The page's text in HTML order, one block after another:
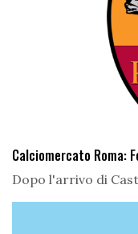
Calciomercato Roma:
Dopo l'arrivo di